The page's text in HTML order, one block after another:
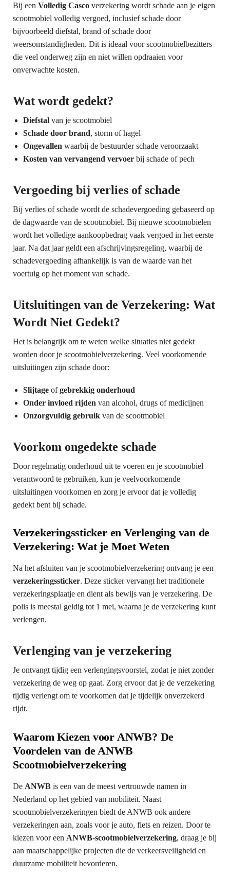
Bij een Volledig Casco verzekering wordt schade aan je eigen
scootmobiel volledig vergoed, inclusief schade door
bijvoorbeeld diefstal, brand of schade door
weersomstandigheden. Dit is ideaal voor scootmobielbezitters
die veel onderweg zijn en niet willen opdraaien voor
onverwachte kosten.
Wat wordt gedekt?
Diefstal van je scootmobiel
Schade door brand, storm of hagel
Ongevallen waarbij de bestuurder schade veroorzaakt
Kosten van vervangend vervoer bij schade of pech
Vergoeding bij verlies of schade
Bij verlies of schade wordt de schadevergoeding gebaseerd op
de dagwaarde van de scootmobiel. Bij nieuwe scootmobielen
wordt het volledige aankoopbedrag vaak vergoed in het eerste
jaar. Na dat jaar geldt een afschrijvingsregeling, waarbij de
schadevergoeding afhankelijk is van de waarde van het
voertuig op het moment van schade.
Uitsluitingen van de Verzekering: Wat
Wordt Niet Gedekt?
Het is belangrijk om te weten welke situaties niet gedekt
worden door je scootmobielverzekering. Veel voorkomende
uitsluitingen zijn schade door:
Slijtage ofgebrekkig onderhoud
Onder invloed rijden van alcohol, drugs of medicijnen
Onzorgvuldig gebruik van de scootmobiel
Voorkom ongedekte schade
Door regelmatig onderhoud uit te voeren en je scootmobiel
verantwoord te gebruiken, kun je veelvoorkomende
uitsluitingen voorkomen en zorg je ervoor dat je volledig
gedekt bent bij schade.
Verzekeringssticker en Verlenging van de
Verzekering: Wat je Moet Weten
Na het afsluiten van je scootmobielverzekering ontvang je een
verzekeringssticker. Deze sticker vervangt het traditionele
verzekeringsplaatje en dient als bewijs van je verzekering. De
polis is meestal geldig tot 1 mei, waarna je de verzekering kunt
verlengen.
Verlenging van je verzekering
Je ontvangt tijdig een verlengingsvoorstel, zodat je niet zonder
verzekering de weg op gaat. Zorg ervoor dat je de verzekering
tijdig verlengt om te voorkomen dat je tijdelijk onverzekerd
rijdt.
Waarom Kiezen voor ANWB? De
Voordelen van de ANWB
Scootmobielverzekering
De ANWB is een van de meest vertrouwde namen in
Nederland op het gebied van mobiliteit. Naast
scootmobielverzekeringen biedt de ANWB ook andere
verzekeringen aan, zoals voor je auto, fiets en reizen. Door te
kiezen voor een ANWB-scootmobielverzekering, draag je bij
aan maatschappelijke projecten die de verkeersveiligheid en
duurzame mobiliteit bevorderen.